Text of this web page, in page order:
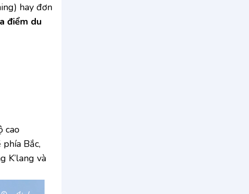
hay đơn
điểm du
cao
Bắc,
K’lang và